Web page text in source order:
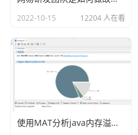
1）给张三这个目录设置总空
./hdfs dfsadmin -
n/
2）查看当前目录的空间限额
./hadoop fs -count -q -h
2022-10-15 12204 人在看
使用MAT分析java内存溢出的原因